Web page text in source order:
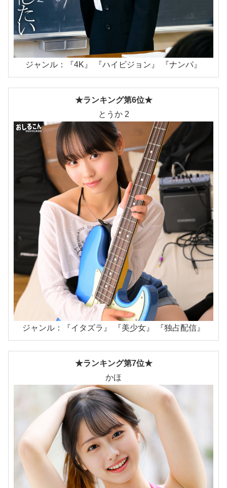
ジャンル：『4K』 『ハイビジョン』 『ナンパ』
★ランキング第6位★
とうか 2
ジャンル：『イタズラ』 『美少女』 『独占配信』
★ランキング第7位★
かほ